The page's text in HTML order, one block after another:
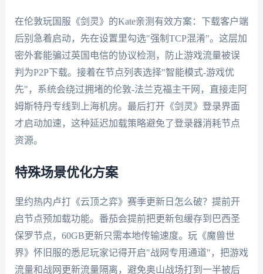
在伦敦玩国服《剑灵》的Kate亲测有效方案：下载客户端
后别急着启动，先在设置里勾选"强制TCP混淆"。这层加
密外套能骗过英国电信的协议检测，防止游戏流量被误
判为P2P下载。接着在节点列表选择"智能模式-游戏优
先"，系统会绕过拥堵的伦敦-法兰克福主干网，直接走阿
姆斯特丹专线到上海机房。最后打开《剑灵》登录界面
才启动加速，这种延迟加载策略避免了登录器消耗节点
资源。
特殊场景优化方案
里约热内卢打《云顶之弈》赛季更新日怎么破？提前开
启节点预加载功能。番茄会提前把更新包缓存到巴西圣
保罗节点，60GB更新只需本地传输速度。玩《魔兽世
界》怀旧服的悉尼玩家记得开启"战网专用通道"，把游戏
流量和战网更新流量隔离，避免奥山战场打到一半被后